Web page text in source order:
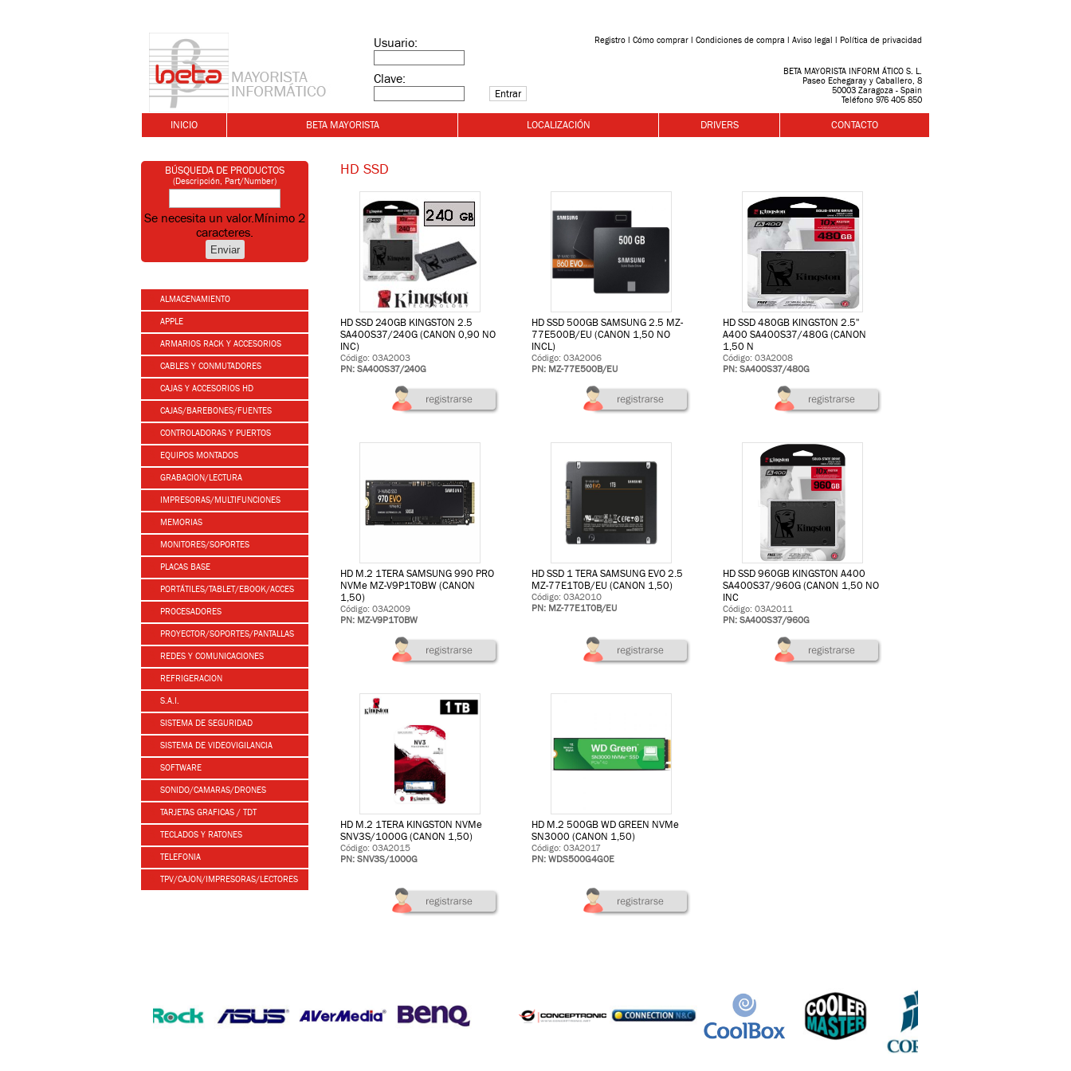
Usuario:
Clave:
Registro l Cómo comprar l Condiciones de compra l Aviso legal l Política de privacidad
BETA MAYORISTA INFORM ÁTICO S. L.
Paseo Echegaray y Caballero, 8
50003 Zaragoza - Spain
Teléfono 976 405 850
INICIO BETA MAYORISTA LOCALIZACIÓN DRIVERS CONTACTO
BÚSQUEDA DE PRODUCTOS
(Descripción, Part/Number)
Se necesita un valor.Mínimo 2
caracteres.
ALMACENAMIENTO
APPLE
ARMARIOS RACK Y ACCESORIOS
CABLES Y CONMUTADORES
CAJAS Y ACCESORIOS HD
CAJAS/BAREBONES/FUENTES
CONTROLADORAS Y PUERTOS
EQUIPOS MONTADOS
GRABACION/LECTURA
IMPRESORAS/MULTIFUNCIONES
MEMORIAS
MONITORES/SOPORTES
PLACAS BASE
PORTÁTILES/TABLET/EBOOK/ACCES
PROCESADORES
PROYECTOR/SOPORTES/PANTALLAS
REDES Y COMUNICACIONES
REFRIGERACION
S.A.I.
SISTEMA DE SEGURIDAD
SISTEMA DE VIDEOVIGILANCIA
SOFTWARE
SONIDO/CAMARAS/DRONES
TARJETAS GRAFICAS / TDT
TECLADOS Y RATONES
TELEFONIA
TPV/CAJON/IMPRESORAS/LECTORES
HD SSD
HD SSD 240GB KINGSTON 2.5
SA400S37/240G (CANON 0,90 NO
INC)
Código: 03A2003
PN: SA400S37/240G
HD SSD 500GB SAMSUNG 2.5 MZ-
77E500B/EU (CANON 1,50 NO
INCL)
Código: 03A2006
PN: MZ-77E500B/EU
HD SSD 480GB KINGSTON 2.5''
A400 SA400S37/480G (CANON
1,50 N
Código: 03A2008
PN: SA400S37/480G
HD M.2 1TERA SAMSUNG 990 PRO
NVMe MZ-V9P1T0BW (CANON
1,50)
Código: 03A2009
PN: MZ-V9P1T0BW
HD SSD 1 TERA SAMSUNG EVO 2.5
MZ-77E1T0B/EU (CANON 1,50)
Código: 03A2010
PN: MZ-77E1T0B/EU
HD SSD 960GB KINGSTON A400
SA400S37/960G (CANON 1,50 NO
INC
Código: 03A2011
PN: SA400S37/960G
HD M.2 1TERA KINGSTON NVMe
SNV3S/1000G (CANON 1,50)
Código: 03A2015
PN: SNV3S/1000G
HD M.2 500GB WD GREEN NVMe
SN3000 (CANON 1,50)
Código: 03A2017
PN: WDS500G4G0E